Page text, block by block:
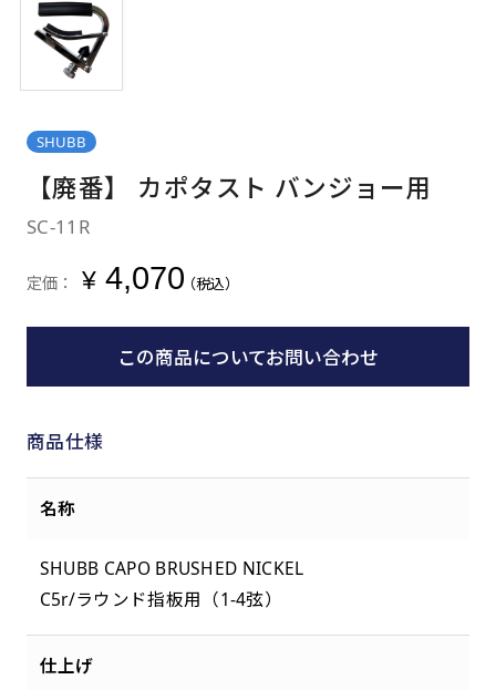
SHUBB
【廃番】 カポタスト バンジョー用
SC-11R
定価： ¥4,070（税込）
この商品についてお問い合わせ
商品仕様
名称
SHUBB CAPO BRUSHED NICKEL
C5r/ラウンド指板用（1-4弦）
仕上げ